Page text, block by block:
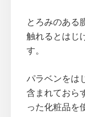
とろみのある
触れるとはじ
す。
パラベンをは
含まれておら
った化粧品を